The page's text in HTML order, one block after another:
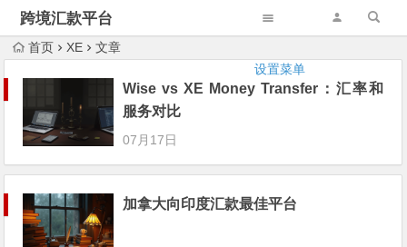
跨境汇款平台
设置菜单
首页 XE 文章
Wise vs XE Money Transfer：汇率和
服务对比
07月17日
加拿大向印度汇款最佳平台